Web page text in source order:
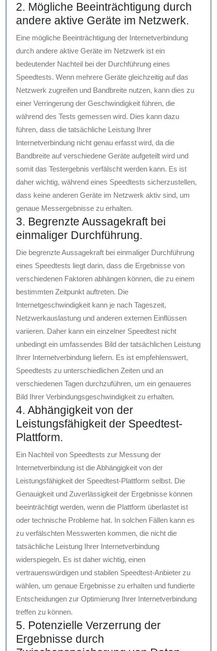
2. Mögliche Beeinträchtigung durch
andere aktive Geräte im Netzwerk.
Eine mögliche Beeinträchtigung der Internetverbindung
durch andere aktive Geräte im Netzwerk ist ein
bedeutender Nachteil bei der Durchführung eines
Speedtests. Wenn mehrere Geräte gleichzeitig auf das
Netzwerk zugreifen und Bandbreite nutzen, kann dies zu
einer Verringerung der Geschwindigkeit führen, die
während des Tests gemessen wird. Dies kann dazu
führen, dass die tatsächliche Leistung Ihrer
Internetverbindung nicht genau erfasst wird, da die
Bandbreite auf verschiedene Geräte aufgeteilt wird und
somit das Testergebnis verfälscht werden kann. Es ist
daher wichtig, während eines Speedtests sicherzustellen,
dass keine anderen Geräte im Netzwerk aktiv sind, um
genaue Messergebnisse zu erhalten.
3. Begrenzte Aussagekraft bei
einmaliger Durchführung.
Die begrenzte Aussagekraft bei einmaliger Durchführung
eines Speedtests liegt darin, dass die Ergebnisse von
verschiedenen Faktoren abhängen können, die zu einem
bestimmten Zeitpunkt auftreten. Die
Internetgeschwindigkeit kann je nach Tageszeit,
Netzwerkauslastung und anderen externen Einflüssen
variieren. Daher kann ein einzelner Speedtest nicht
unbedingt ein umfassendes Bild der tatsächlichen Leistung
Ihrer Internetverbindung liefern. Es ist empfehlenswert,
Speedtests zu unterschiedlichen Zeiten und an
verschiedenen Tagen durchzuführen, um ein genaueres
Bild Ihrer Verbindungsgeschwindigkeit zu erhalten.
4. Abhängigkeit von der
Leistungsfähigkeit der Speedtest-
Plattform.
Ein Nachteil von Speedtests zur Messung der
Internetverbindung ist die Abhängigkeit von der
Leistungsfähigkeit der Speedtest-Plattform selbst. Die
Genauigkeit und Zuverlässigkeit der Ergebnisse können
beeinträchtigt werden, wenn die Plattform überlastet ist
oder technische Probleme hat. In solchen Fällen kann es
zu verfälschten Messwerten kommen, die nicht die
tatsächliche Leistung Ihrer Internetverbindung
widerspiegeln. Es ist daher wichtig, einen
vertrauenswürdigen und stabilen Speedtest-Anbieter zu
wählen, um genaue Ergebnisse zu erhalten und fundierte
Entscheidungen zur Optimierung Ihrer Internetverbindung
treffen zu können.
5. Potenzielle Verzerrung der
Ergebnisse durch